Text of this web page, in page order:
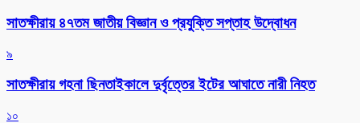
সাতক্ষীরায় ৪৭তম জাতীয় বিজ্ঞান ও প্রযুক্তি সপ্তাহ উদ্বোধন
৯
সাতক্ষীরায় গহনা ছিনতাইকালে দুর্বৃত্তের ইটের আঘাতে নারী নিহত
১০